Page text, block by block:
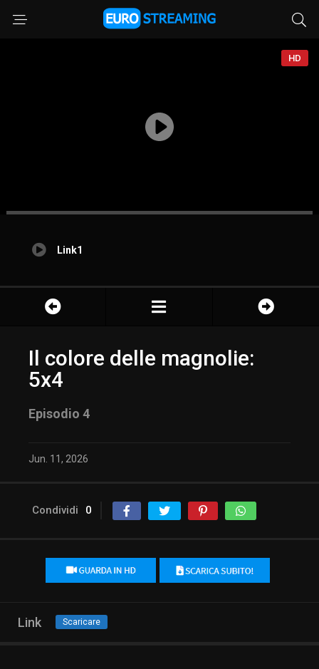
HD
Link1
Il colore delle magnolie:
5x4
Episodio 4
Jun. 11, 2026
Condividi 0
Link Scaricare